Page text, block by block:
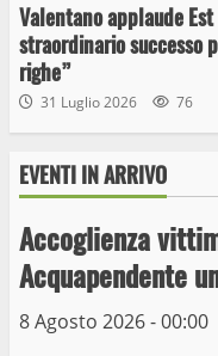
Valentano applaude
straordinario successo
righe”
31 Luglio 2026 76
EVENTI IN ARRIVO
Accoglienza
Acquapendente
8 Agosto 2026 - 00:00
3
4
10